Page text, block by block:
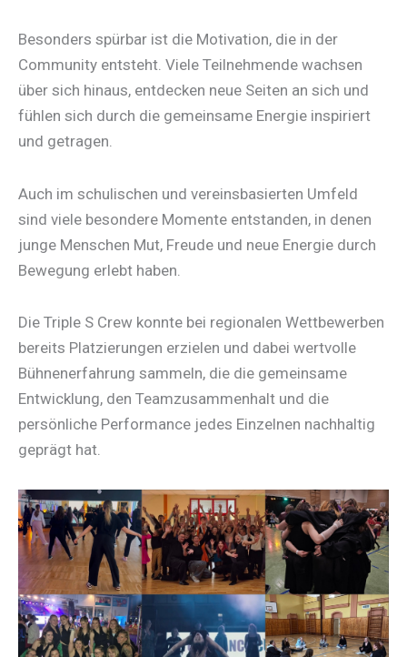
Besonders spürbar ist die Motivation, die in der
Community entsteht. Viele Teilnehmende wachsen
über sich hinaus, entdecken neue Seiten an sich und
fühlen sich durch die gemeinsame Energie inspiriert
und getragen.
Auch im schulischen und vereinsbasierten Umfeld
sind viele besondere Momente entstanden, in denen
junge Menschen Mut, Freude und neue Energie durch
Bewegung erlebt haben.
Die Triple S Crew konnte bei regionalen Wettbewerben
bereits Platzierungen erzielen und dabei wertvolle
Bühnenerfahrung sammeln, die die gemeinsame
Entwicklung, den Teamzusammenhalt und die
persönliche Performance jedes Einzelnen nachhaltig
geprägt hat.